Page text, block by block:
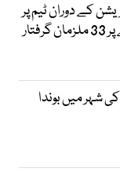
کے دوران ٹیم پر
شہر میں بوندا